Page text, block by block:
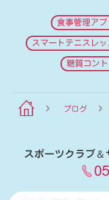
食事管理アプ
スマートテニスレッ
糖質コン
ブログ
スポーツクラブ＆